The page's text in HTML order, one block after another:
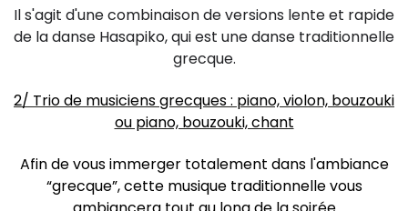
Il s'agit d'une combinaison de versions lente et rapide
de la danse Hasapiko, qui est une danse traditionnelle
grecque.
2/ Trio de musiciens grecques : piano, violon, bouzouki
ou piano, bouzouki, chant
Afin de vous immerger totalement dans l'ambiance
“grecque”, cette musique traditionnelle vous